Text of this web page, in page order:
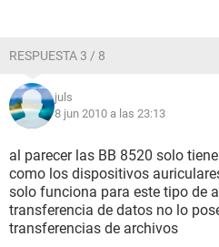
RESPUESTA 3 / 8
juls
8 jun 2010 a las 23:13
al parecer las BB 8520 solo
como los dispositivos
solo funciona para este tipo de
transferencia de datos no lo
transferencias de archivos